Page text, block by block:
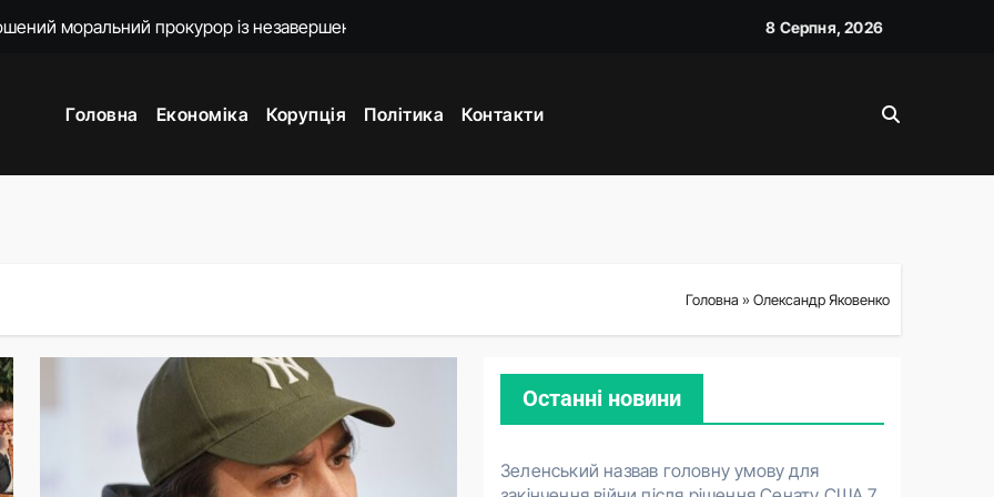
18-ї річниці вторгнення РФ у Грузію
спеціальну санкційну операцію проти РФ
для закінчення війни після рішення Сенату США
8 Серпня, 2026
Головна Економіка Корупція Політика Контакти
Головна » Олександр Яковенко
Останні новини
Зеленський назвав головну умову для